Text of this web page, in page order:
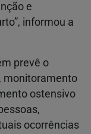
e
informou a
prevê o
monitoramento
ostensivo
ocorrências